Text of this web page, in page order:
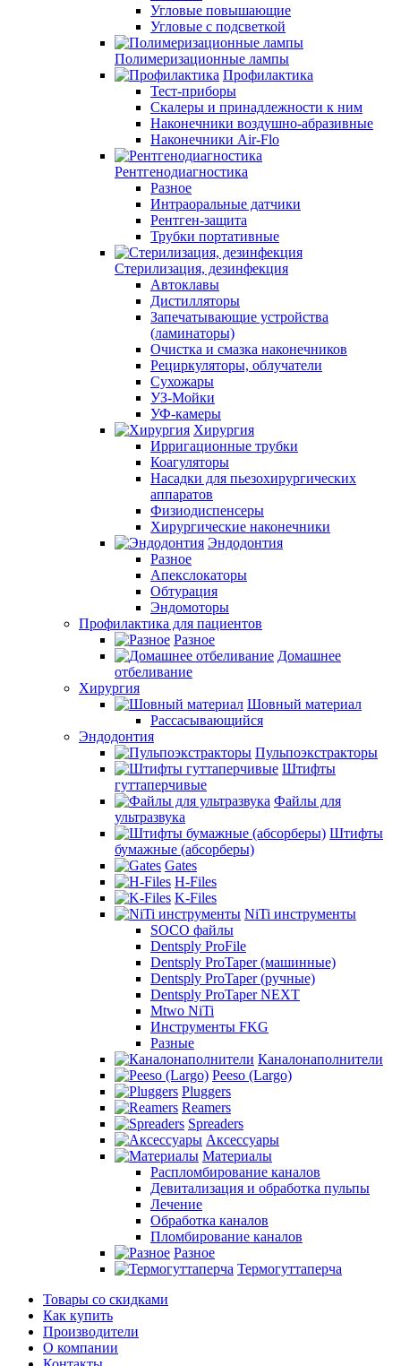
Угловые повышающие
Угловые с подсветкой
Полимеризационные лампы
Профилактика
Тест-приборы
Скалеры и принадлежности к ним
Наконечники воздушно-абразивные
Наконечники Air-Flo
Рентгенодиагностика
Разное
Интраоральные датчики
Рентген-защита
Трубки портативные
Стерилизация, дезинфекция
Автоклавы
Дистилляторы
Запечатывающие устройства
(ламинаторы)
Очистка и смазка наконечников
Рециркуляторы, облучатели
Сухожары
УЗ-Мойки
УФ-камеры
Хирургия
Ирригационные трубки
Коагуляторы
Насадки для пьезохирургических
аппаратов
Физиодиспенсеры
Хирургические наконечники
Эндодонтия
Разное
Апекслокаторы
Обтурация
Эндомоторы
Профилактика для пациентов
Разное
Домашнее
отбеливание
Хирургия
Шовный материал
Рассасывающийся
Эндодонтия
Пульпоэкстракторы
Штифты
гуттаперчивые
Файлы для
ультразвука
Штифты
бумажные (абсорберы)
Gates
H-Files
K-Files
NiTi инструменты
SOCO файлы
Dentsply ProFile
Dentsply ProTaper (машинные)
Dentsply ProTaper (ручные)
Dentsply ProTaper NEXT
Mtwo NiTi
Инструменты FKG
Разные
Каналонаполнители
Peeso (Largo)
Pluggers
Reamers
Spreaders
Аксессуары
Материалы
Распломбирование каналов
Девитализация и обработка пульпы
Лечение
Обработка каналов
Пломбирование каналов
Разное
Термогуттаперча
Товары со скидками
Как купить
Производители
О компании